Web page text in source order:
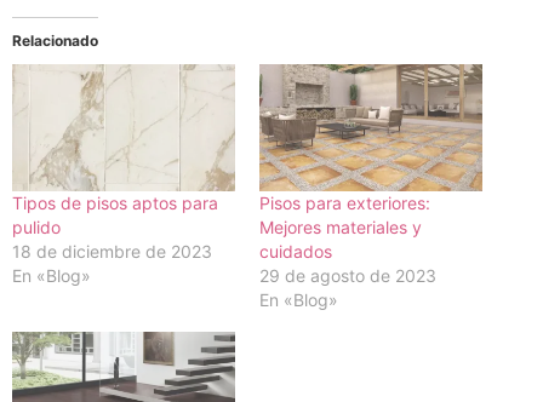
Relacionado
Tipos de pisos aptos para
pulido
18 de diciembre de 2023
En «Blog»
Pisos para exteriores:
Mejores materiales y
cuidados
29 de agosto de 2023
En «Blog»